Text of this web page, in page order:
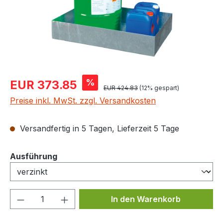
Verkaufspreis:
EUR 373.85 % Regulärer Preis:
EUR 424.83 (12% gespart)
Preise inkl. MwSt. zzgl. Versandkosten
Versandfertig in 5 Tagen, Lieferzeit 5 Tage
Ausführungauswählen
Produkt Anzahl: Gib denIn den Warenkorb